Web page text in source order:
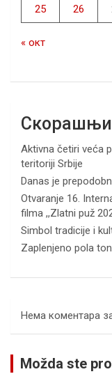
25 26
« окт
Aktivna četiri veća
teritoriji Srbije
Danas je
Otvaranje 16.
filma ,,Zlatni puž
Simbol tradicije i
Zaplenjeno pola
Нема коментара
Možda ste